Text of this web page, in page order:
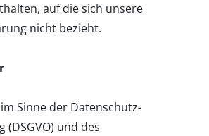
auf die sich unsere
nicht bezieht.
Sinne der Datenschutz-
und des